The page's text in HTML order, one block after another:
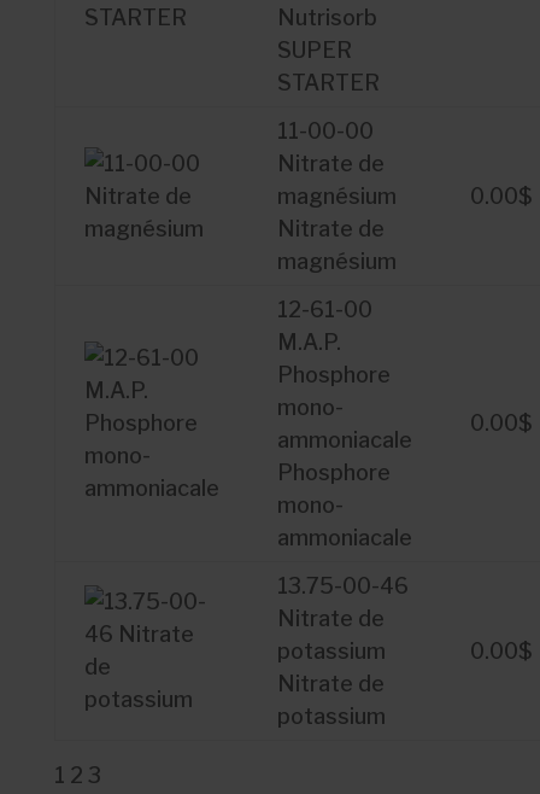
Nutrisorb
SUPER
STARTER
11-00-00
Nitrate de
magnésium
Nitrate de
magnésium
0.00$
12-61-00
M.A.P.
Phosphore
mono-
ammoniacale
Phosphore
mono-
ammoniacale
0.00$
13.75-00-46
Nitrate de
potassium
Nitrate de
potassium
0.00$
1 2 3